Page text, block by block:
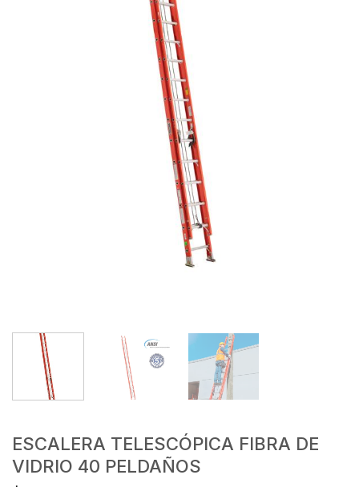
ESCALERA TELESCÓPICA FIBRA DE
VIDRIO 40 PELDAÑOS